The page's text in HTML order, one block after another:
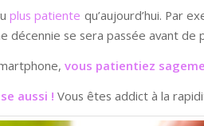
plus patiente qu’aujourd’hui. Par
décennie se sera passée avant
vous patientiez
aussi ! Vous êtes addict à la